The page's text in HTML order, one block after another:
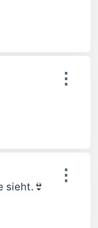
⋮
⋮
sieht.👙